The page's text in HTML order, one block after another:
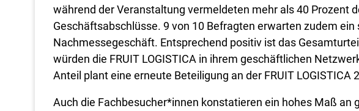
während der Veranstaltung vermeldeten mehr als 40 Prozent
Geschäftsabschlüsse. 9 von 10 Befragten erwarten zudem
Nachmessegeschäft. Entsprechend positiv ist das
würden die FRUIT LOGISTICA in ihrem geschäftlichen
Anteil plant eine erneute Beteiligung an der FRUIT LOGISTICA
Auch die Fachbesucher*innen konstatieren ein hohes Maß an